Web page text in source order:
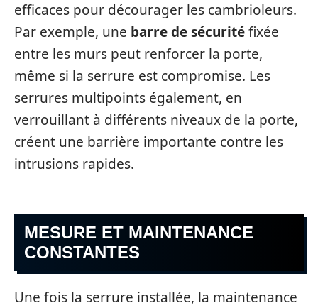
efficaces pour décourager les cambrioleurs.
Par exemple, une barre de sécuritéfixée
entre les murs peut renforcer la porte,
même si la serrure est compromise. Les
serrures multipoints également, en
verrouillant à différents niveaux de la porte,
créent une barrière importante contre les
intrusions rapides.
MESURE ET MAINTENANCE
CONSTANTES
Une fois la serrure installée, la maintenance